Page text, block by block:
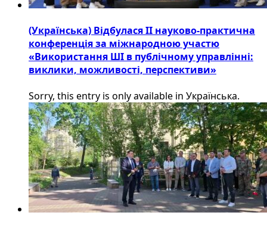
(Українська) Відбулася ІІ науково-практична
конференція за міжнародною участю
«Використання ШІ в публічному управлінні:
виклики, можливості, перспективи»
Sorry, this entry is only available in Українська.